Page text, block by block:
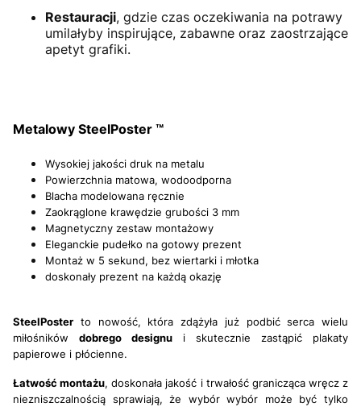
Restauracji, gdzie czas oczekiwania na potrawy
umilałyby inspirujące, zabawne oraz zaostrzające
apetyt grafiki.
Metalowy SteelPoster ™
Wysokiej jakości druk na metalu
Powierzchnia matowa, wodoodporna
Blacha modelowana ręcznie
Zaokrąglone krawędzie grubości 3 mm
Magnetyczny zestaw montażowy
Eleganckie pudełko na gotowy prezent
Montaż w 5 sekund, bez wiertarki i młotka
doskonały prezent na każdą okazję
SteelPoster to nowość, która zdążyła już podbić serca wielu
miłośnikówdobrego designu i skutecznie zastąpić plakaty
papierowe i płócienne.
Łatwość montażu, doskonała jakość i trwałość granicząca wręcz z
niezniszczalnością sprawiają, że wybór wybór może być tylko